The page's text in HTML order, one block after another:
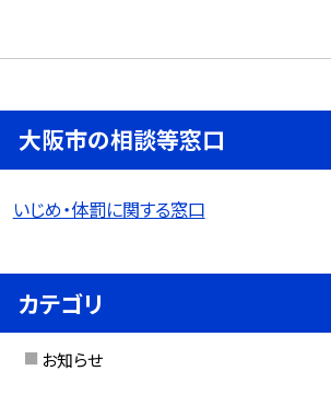
大阪市の相談等窓口
いじめ・体罰に関する窓口
カテゴリ
お知らせ